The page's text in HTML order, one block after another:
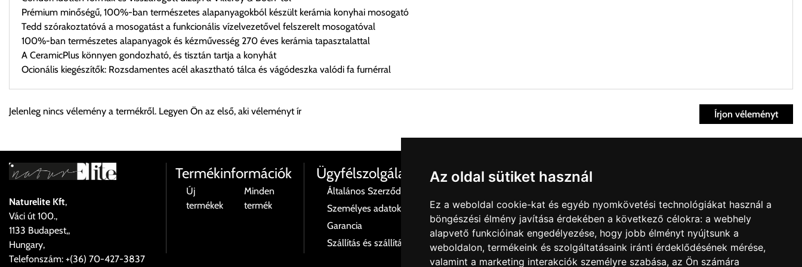
Az oldal sütiket használ
Ez a weboldal cookie-kat és egyéb nyomkövetési technológiákat használ a
böngészési élmény javítása érdekében a következő célokra: a webhely
alapvető funkcióinak engedélyezése, hogy jobb élményt nyújtsunk a
weboldalon, termékeink és szolgáltatásaink iránti érdeklődésének mérése,
valamint a marketing interakciók személyre szabása, az Ön számára
Prémium minőségű, 100%-ban természetes alapanyagokból készült kerámia konyhai mosogató
Tedd szórakoztatóvá a mosogatást a funkcionális vízelvezetővel felszerelt mosogatóval
100%-ban természetes alapanyagok és kézművesség 270 éves kerámia tapasztalattal
A CeramicPlus könnyen gondozható, és tisztán tartja a konyhát
Ocionális kiegészítők: Rozsdamentes acél akasztható tálca és vágódeszka valódi fa furnérral
Személyes átvétel:
Önnek lehetősége van rendelését a beérkezést követően ingyenesen átvenni Budapesti Cégcsoportunk Stúdiójában előre egyeztetett időpontban.
Cím:1133 Budapest, Váci út 100.
Szállítási díjak:
Az oldalunkon rendelés esetén, amennyiben szállítást is kér, úgy esetenként több lehetőséget ajánl fel a program. Kérjük, a vásárolt árú figyelembevételével az önnek megfelelő szállítási költséget
válassza ki.
Amennyiben nem biztos választásában, vagy a program automatikusan nem ajánl fel szállítási költséget, úgy válassza a 0.- forintos szállítást, kollégáink megvizsgálják a vásárolt termék adatait,
Írjon véleményt
Jelenleg nincs vélemény a termékről. Legyen Ön az első, aki véleményt ír
Naturelite Kft,
Váci út 100.,
1133 Budapest,,
Hungary,
Telefonszám: +(36) 70-427-3837
Termékinformációk
Új
termékek
Minden
termék
Ügyfélszolgálat
Általános Szerződési Feltételek
Személyes adatok és azok kezelése
Rólunk
Garancia
Kapcsolat
Szállítás és szállítási költségek
Adatvédelmi irányelvek
Bevásárlókosár